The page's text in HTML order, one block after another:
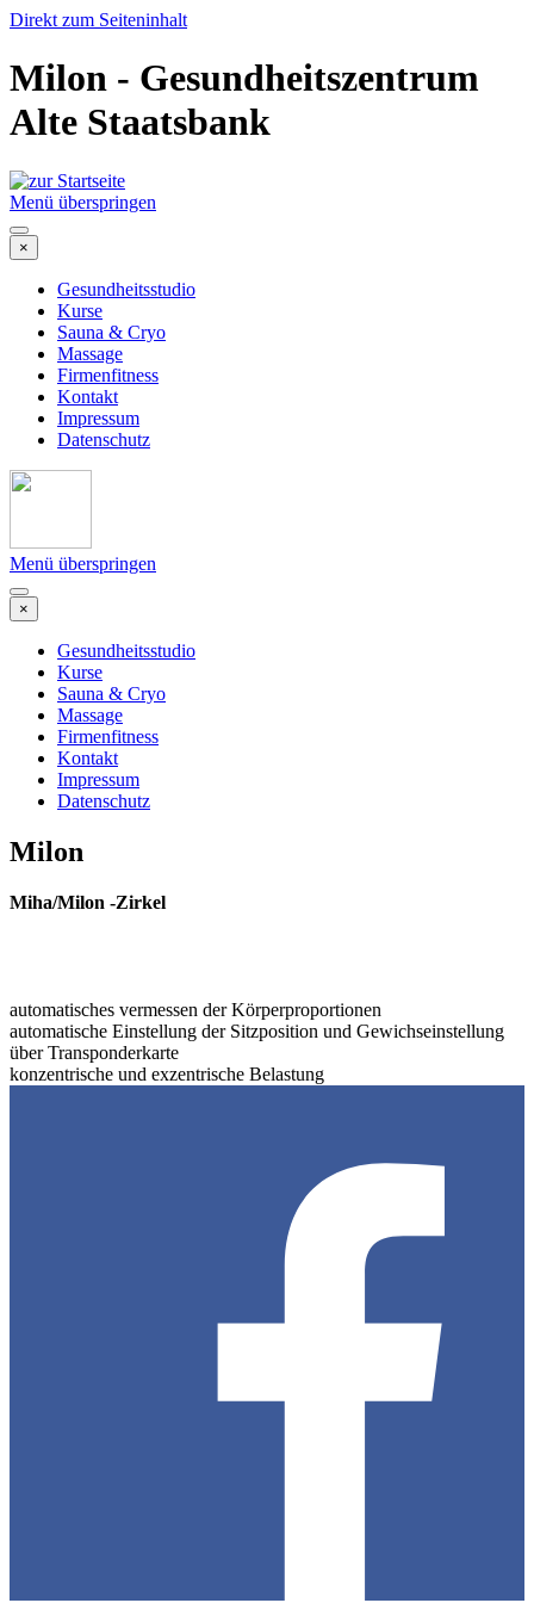
Direkt zum Seiteninhalt
Milon - Gesundheitszentrum
Alte Staatsbank
Menü überspringen
×
Gesundheitsstudio
Kurse
Sauna & Cryo
Massage
Firmenfitness
Kontakt
Impressum
Datenschutz
Menü überspringen
×
Gesundheitsstudio
Kurse
Sauna & Cryo
Massage
Firmenfitness
Kontakt
Impressum
Datenschutz
Milon
Miha/Milon -Zirkel
automatisches vermessen der Körperproportionen
automatische Einstellung der Sitzposition und Gewichseinstellung
über Transponderkarte
konzentrische und exzentrische Belastung